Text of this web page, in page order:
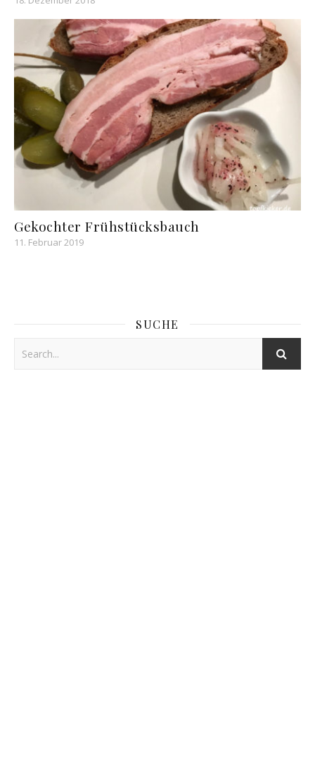
Gekochter Frühstücksbauch
11. Februar 2019
SUCHE